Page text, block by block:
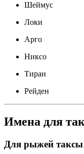
Шеймус
Локи
Арго
Никсо
Тиран
Рейден
Имена для
Для рыжей таксы